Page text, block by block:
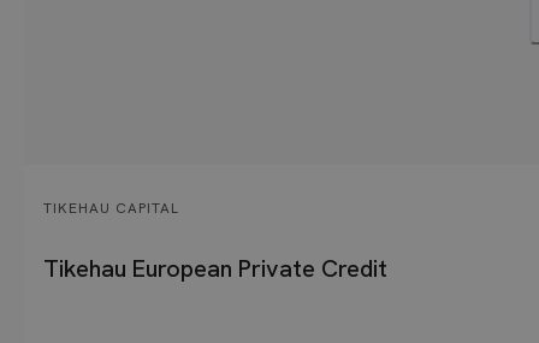
TIKEHAU CAPITAL
Tikehau European Private Credit